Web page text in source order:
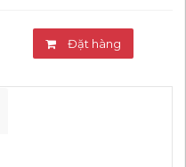
Đặt hàng